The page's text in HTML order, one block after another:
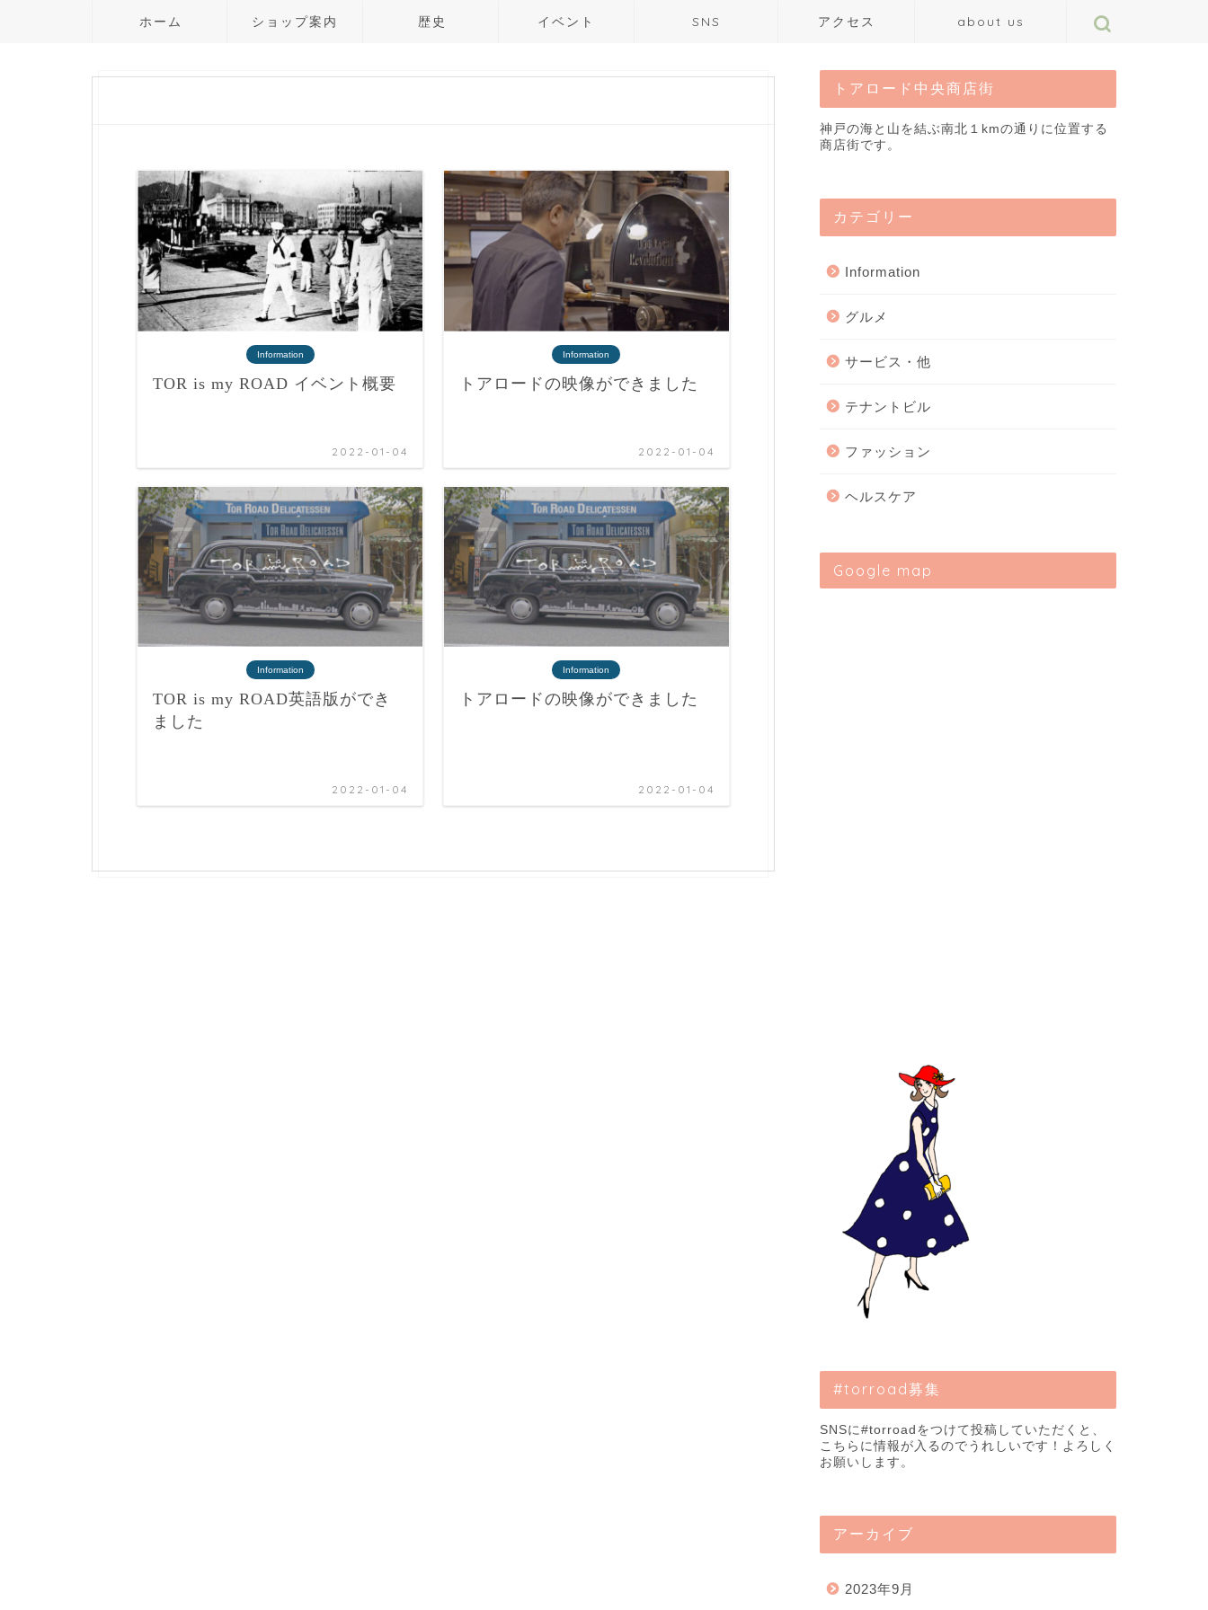
ホーム ショップ案内 歴史 イベント SNS アクセス about us
Information
TOR is my ROAD イベント概要
2022-01-04
Information
トアロードの映像ができました
2022-01-04
Information
TOR is my ROAD英語版ができ
ました
2022-01-04
Information
トアロードの映像ができました
2022-01-04
トアロード中央商店街
神戸の海と山を結ぶ南北１kmの通りに位置する
商店街です。
カテゴリー
Information
グルメ
サービス・他
テナントビル
ファッション
ヘルスケア
Google map
#torroad募集
SNSに#torroadをつけて投稿していただくと、
こちらに情報が入るのでうれしいです！よろしく
お願いします。
アーカイブ
2023年9月